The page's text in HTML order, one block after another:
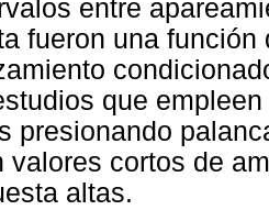
entre
fueron una
que
presionando
valores cortos de
altas.